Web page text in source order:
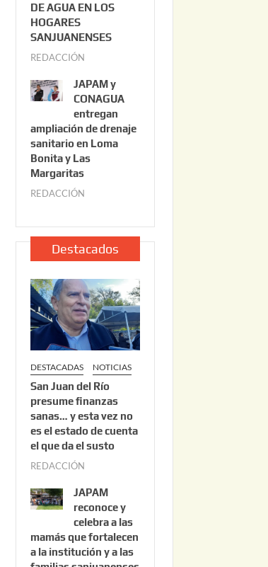
0
DE AGUA EN LOS
HOGARES
SANJUANENSES
REDACCIÓN
l
i
o
2
2
2
6
JAPAM y
CONAGUA
entregan
ampliación de drenaje
sanitario en Loma
Bonita y Las
Margaritas
REDACCIÓN
l
i
o
2
2
,
2
0
2
6
Destacados
DESTACADAS NOTICIAS
San Juan del Río
presume finanzas
sanas… y esta vez no
es el estado de cuenta
el que da el susto
REDACCIÓN
s
t
o
JAPAM
reconoce y
celebra a las
mamás que fortalecen
a la institución y a las